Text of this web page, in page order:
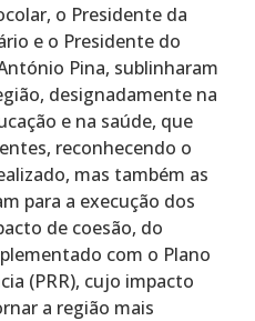
o Presidente da
e o Presidente do
Pina, sublinharam
designadamente na
e na saúde, que
reconhecendo o
mas também as
para a execução dos
de coesão, do
com o Plano
(PRR), cujo impacto
a região mais